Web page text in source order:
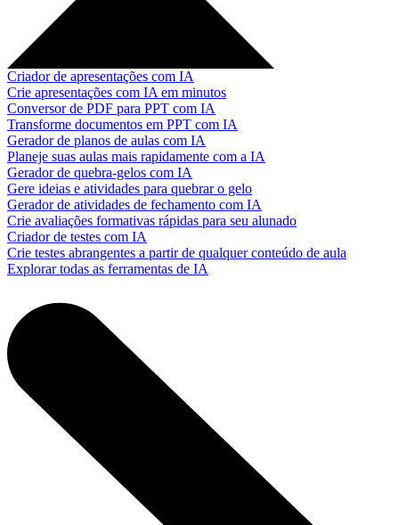
Criador de apresentações com IA
Crie apresentações com IA em minutos
Conversor de PDF para PPT com IA
Transforme documentos em PPT com IA
Gerador de planos de aulas com IA
Planeje suas aulas mais rapidamente com a IA
Gerador de quebra-gelos com IA
Gere ideias e atividades para quebrar o gelo
Gerador de atividades de fechamento com IA
Crie avaliações formativas rápidas para seu alunado
Criador de testes com IA
Crie testes abrangentes a partir de qualquer conteúdo de aula
Explorar todas as ferramentas de IA